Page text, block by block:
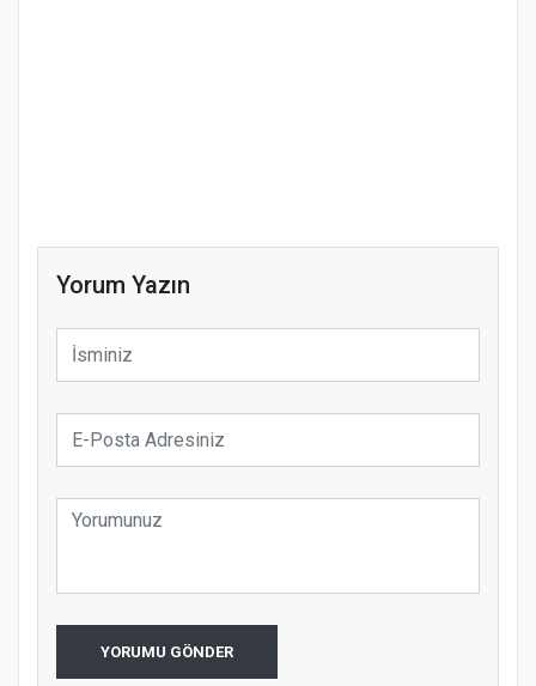
Yorum Yazın
YORUMU GÖNDER